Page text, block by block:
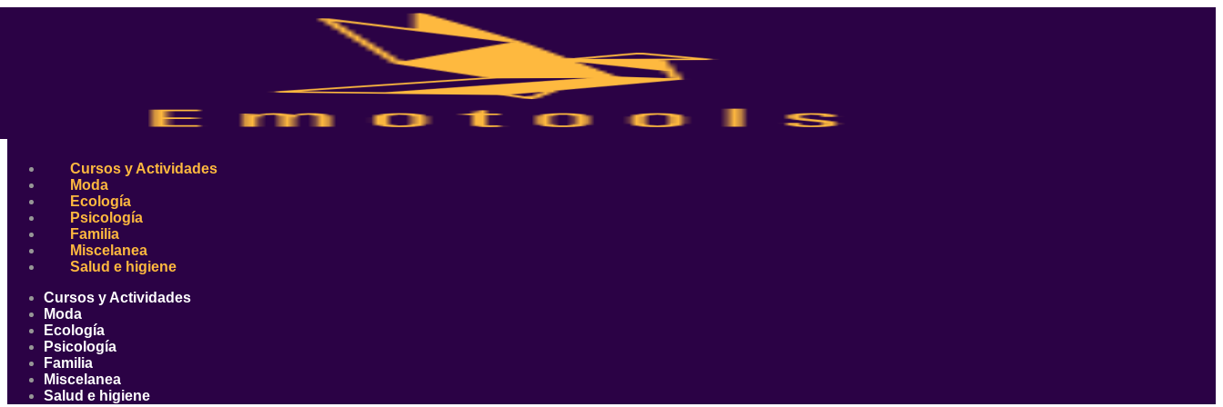
Cursos y Actividades
Moda
Ecología
Psicología
Familia
Miscelanea
Salud e higiene
Cursos y Actividades
Moda
Ecología
Psicología
Familia
Miscelanea
Salud e higiene